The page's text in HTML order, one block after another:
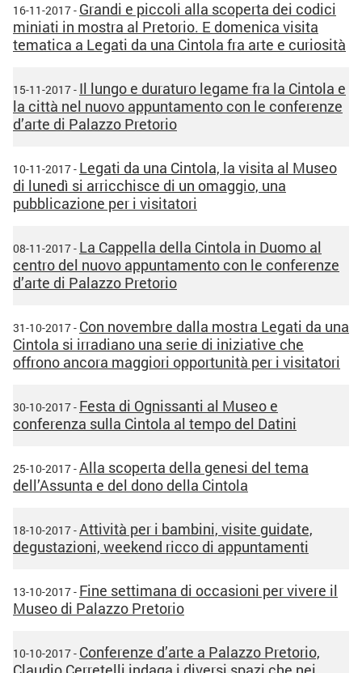
16-11-2017 - Grandi e piccoli alla scoperta dei codici
miniati in mostra al Pretorio. E domenica visita
tematica a Legati da una Cintola fra arte e curiosità
15-11-2017 - Il lungo e duraturo legame fra la Cintola e
la città nel nuovo appuntamento con le conferenze
d’arte di Palazzo Pretorio
10-11-2017 - Legati da una Cintola, la visita al Museo
di lunedì si arricchisce di un omaggio, una
pubblicazione per i visitatori
08-11-2017 - La Cappella della Cintola in Duomo al
centro del nuovo appuntamento con le conferenze
d’arte di Palazzo Pretorio
31-10-2017 - Con novembre dalla mostra Legati da una
Cintola si irradiano una serie di iniziative che
offrono ancora maggiori opportunità per i visitatori
30-10-2017 - Festa di Ognissanti al Museo e
conferenza sulla Cintola al tempo del Datini
25-10-2017 -Alla scoperta della genesi del tema
dell’Assunta e del dono della Cintola
18-10-2017 -Attività per i bambini, visite guidate,
degustazioni, weekend ricco di appuntamenti
13-10-2017 - Fine settimana di occasioni per vivere il
Museo di Palazzo Pretorio
10-10-2017 - Conferenze d’arte a Palazzo Pretorio,